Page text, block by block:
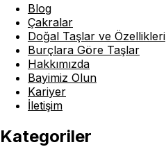
Blog
Çakralar
Doğal Taşlar ve Özellikleri
Burçlara Göre Taşlar
Hakkımızda
Bayimiz Olun
Kariyer
İletişim
Kategoriler